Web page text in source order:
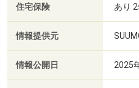
住宅保険 あり
情報提供元
情報公開日 2025